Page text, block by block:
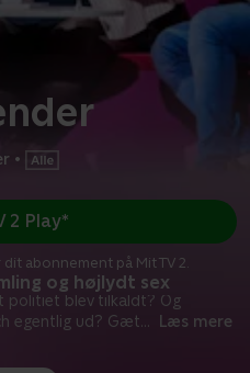
•
og højlydt sex
politiet blev tilkaldt? Og
egentlig ud? Gæt... Læs mere
2 Play*
abonnement på Mit TV 2.